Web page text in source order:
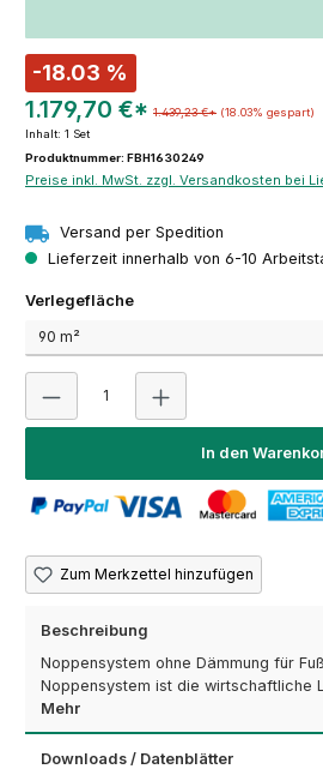
-18.03 %
1.179,70 €* 1.439,23 €* (18.03% gespart)
Inhalt: 1 Set
Produktnummer: FBH1630249
Preise inkl. MwSt. zzgl. Versandkosten bei
Versand per Spedition
Lieferzeit innerhalb von 6-10
Verlegeflächeauswählen
Produkt Anzahl: Gib
In den
Zum Merkzettel hinzufügen
Beschreibung
Noppensystem ohne Dämmung für
Noppensystem ist die wirtschaftliche
Mehr
Downloads / Datenblätter